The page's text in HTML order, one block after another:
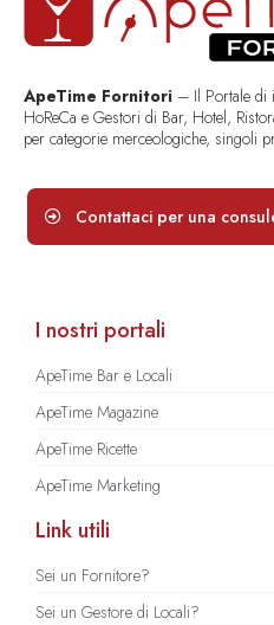
ApeTime Fornitori – Il Portale di
HoReCa e Gestori di Bar, Hotel,
per categorie merceologiche, singoli
Contattaci per una
I nostri portali
ApeTime Bar e Locali
ApeTime Magazine
ApeTime Ricette
ApeTime Marketing
Link utili
Sei un Fornitore?
Sei un Gestore di Locali?